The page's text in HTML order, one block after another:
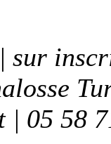
sur
| 05 58